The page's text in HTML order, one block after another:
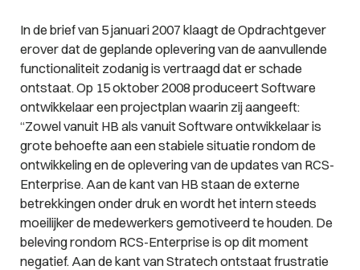
In de brief van 5 januari 2007 klaagt de Opdrachtgever
erover dat de geplande oplevering van de aanvullende
functionaliteit zodanig is vertraagd dat er schade
ontstaat. Op 15 oktober 2008 produceert Software
ontwikkelaar een projectplan waarin zij aangeeft:
“Zowel vanuit HB als vanuit Software ontwikkelaar is
grote behoefte aan een stabiele situatie rondom de
ontwikkeling en de oplevering van de updates van RCS-
Enterprise. Aan de kant van HB staan de externe
betrekkingen onder druk en wordt het intern steeds
moeilijker de medewerkers gemotiveerd te houden. De
beleving rondom RCS-Enterprise is op dit moment
negatief. Aan de kant van Stratech ontstaat frustratie